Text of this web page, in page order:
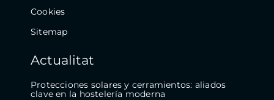
Cookies
Sitemap
Actualitat
Protecciones solares y cerramientos: aliados
clave en la hostelería moderna